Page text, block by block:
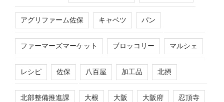
アグリファーム佐保 キャベツ パン
ファーマーズマーケット ブロッコリー マルシェ
レシピ 佐保 八百屋 加工品 北摂
北部整備推進課 大根 大阪 大阪府 忍頂寺